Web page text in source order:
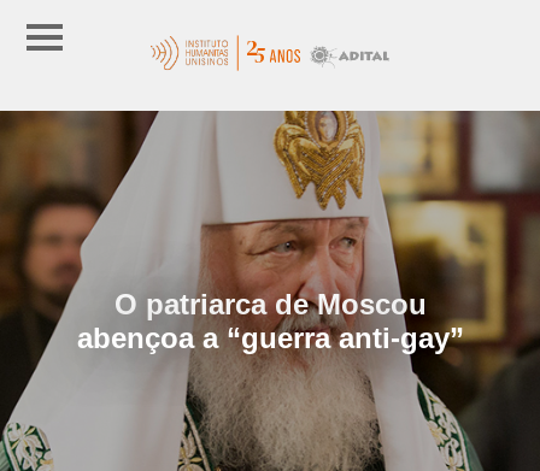
O patriarca de Moscou
abençoa a “guerra anti-gay”